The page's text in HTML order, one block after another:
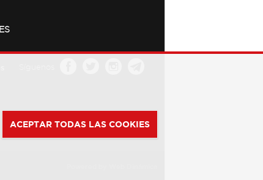
ACEPTAR TODAS LAS COOKIES